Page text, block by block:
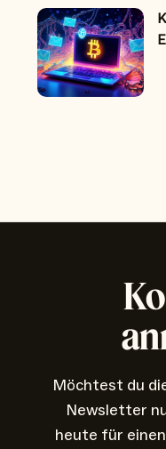
Möchtest du
Newsletter
heute für